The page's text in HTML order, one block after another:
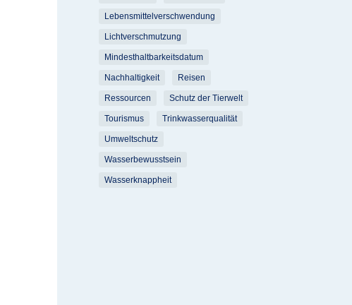
Lebensmittelverschwendung
Lichtverschmutzung
Mindesthaltbarkeitsdatum
Nachhaltigkeit Reisen
Ressourcen Schutz der Tierwelt
Tourismus Trinkwasserqualität
Umweltschutz
Wasserbewusstsein
Wasserknappheit